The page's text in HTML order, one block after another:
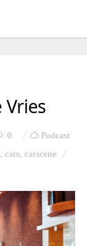
0
Podcast
, cars, carscene